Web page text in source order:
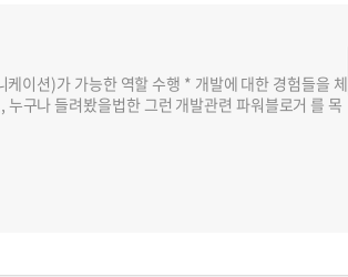
이션)가 가능한 역할 수행 * 개발에 대한 경험들을 체
구나 들려봤을법한 그런 개발관련 파워블로거 를 목